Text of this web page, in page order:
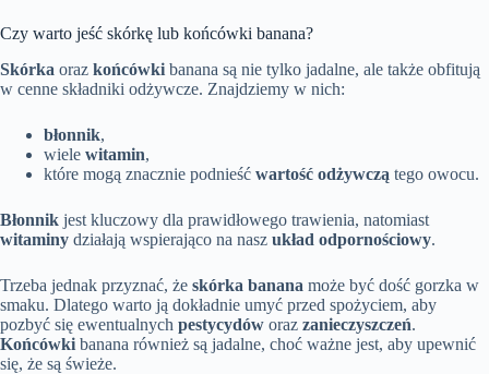
Czy warto jeść skórkę lub końcówki banana?
Skórka oraz końcówki banana są nie tylko jadalne, ale także obfitują
w cenne składniki odżywcze. Znajdziemy w nich:
błonnik,
wiele witamin,
które mogą znacznie podnieść wartość odżywczą tego owocu.
Błonnik jest kluczowy dla prawidłowego trawienia, natomiast
witaminy działają wspierająco na nasz układ odpornościowy.
Trzeba jednak przyznać, że skórka banana może być dość gorzka w
smaku. Dlatego warto ją dokładnie umyć przed spożyciem, aby
pozbyć się ewentualnych pestycydów oraz zanieczyszczeń.
Końcówki banana również są jadalne, choć ważne jest, aby upewnić
się, że są świeże.